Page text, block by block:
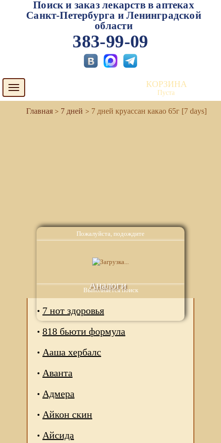
Пожалуйста, подождите
Выполняется поиск
Поиск и заказ лекарств в аптеках
Санкт-Петербурга и Ленинградской
области
383-99-09
Toggle
navigation
КОРЗИНА
Пуста
7 дней 7 дней круассан какао 65г [7 days]
Аналоги
7 нот здоровья
818 бьюти формула
Ааша хербалс
Аванта
Адмера
Айкон скин
Айсида